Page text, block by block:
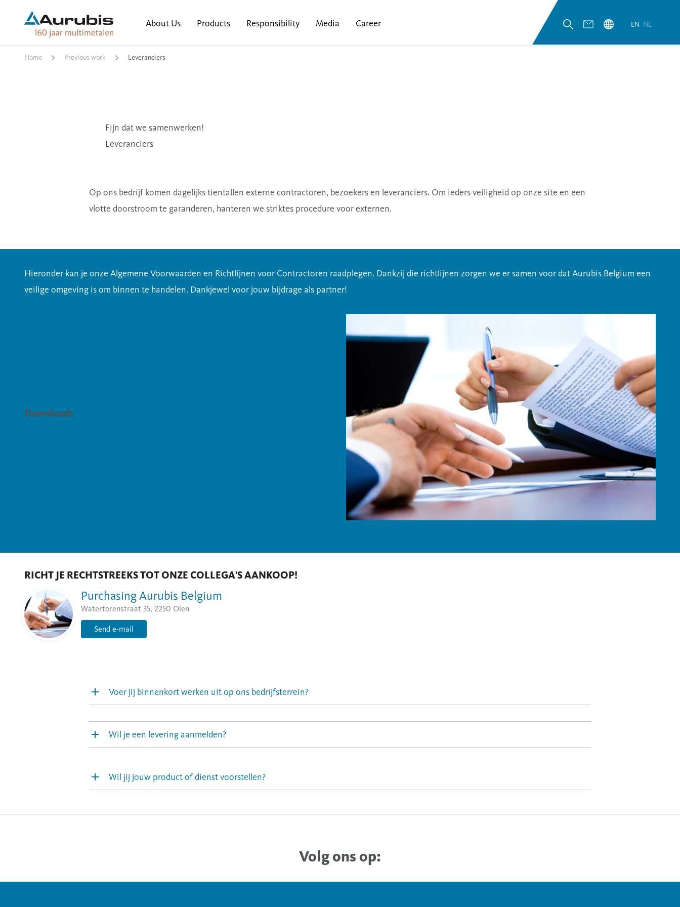
About Us Products Responsibility Media Career EN NL
Home Previous work Leveranciers
Fijn dat we samenwerken!
Leveranciers
Op ons bedrijf komen dagelijks tientallen externe contractoren, bezoekers en leveranciers. Om ieders veiligheid op onze site en een
vlotte doorstroom te garanderen, hanteren we striktes procedure voor externen.
Hieronder kan je onze Algemene Voorwaarden en Richtlijnen voor Contractoren raadplegen. Dankzij die richtlijnen zorgen we er samen voor dat Aurubis Belgium een
veilige omgeving is om binnen te handelen. Dankjewel voor jouw bijdrage als partner!
Downloads
RICHT JE RECHTSTREEKS TOT ONZE COLLEGA'S AANKOOP!
Purchasing Aurubis Belgium
Watertorenstraat 35, 2250 Olen
Send e-mail
Voer jij binnenkort werken uit op ons bedrijfsterrein?
Wil je een levering aanmelden?
Wil jij jouw product of dienst voorstellen?
Volg ons op: